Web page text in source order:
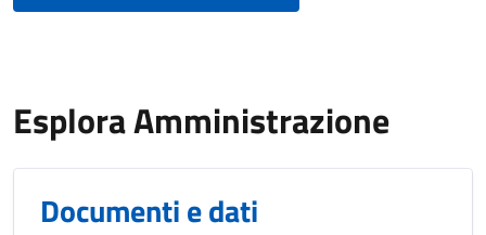
Esplora Amministrazione
Documenti e dati